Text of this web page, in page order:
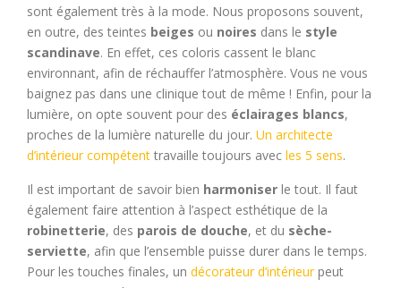
sont également très à la mode. Nous proposons souvent,
en outre, des teintes beiges ou noires dans le style
scandinave. En effet, ces coloris cassent le blanc
environnant, afin de réchauffer l’atmosphère. Vous ne vous
baignez pas dans une clinique tout de même ! Enfin, pour la
lumière, on opte souvent pour des éclairages blancs,
proches de la lumière naturelle du jour. Un architecte
d’intérieur compétent travaille toujours avec les 5 sens.
Il est important de savoir bien harmoniser le tout. Il faut
également faire attention à l’aspect esthétique de la
robinetterie, des parois de douche, et du sèche-
serviette, afin que l’ensemble puisse durer dans le temps.
Pour les touches finales, un décorateur d’intérieurpeut